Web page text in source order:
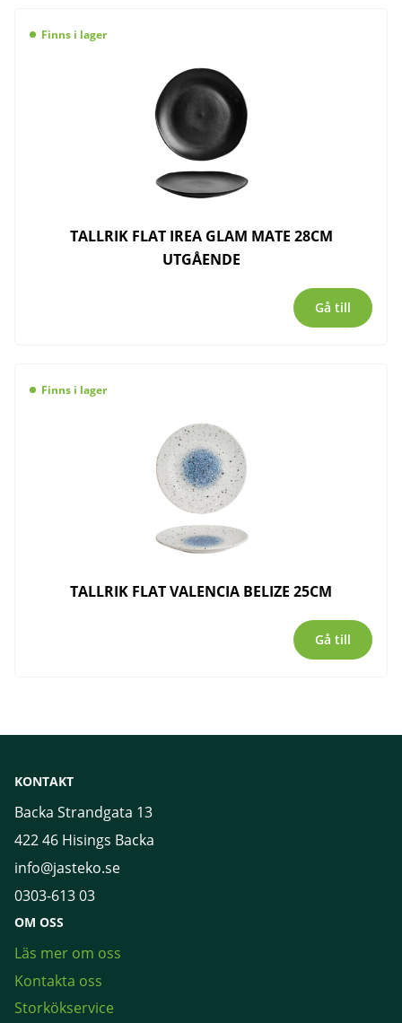
Finns i lager
TALLRIK FLAT IREA GLAM MATE 28CM
UTGÅENDE
Gå till
Finns i lager
TALLRIK FLAT VALENCIA BELIZE 25CM
Gå till
KONTAKT
Backa Strandgata 13
422 46 Hisings Backa
info@jasteko.se
0303-613 03
OM OSS
Läs mer om oss
Kontakta oss
Storkökservice